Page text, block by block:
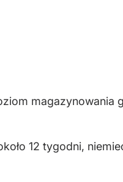
magazynowania
12 tygodni,